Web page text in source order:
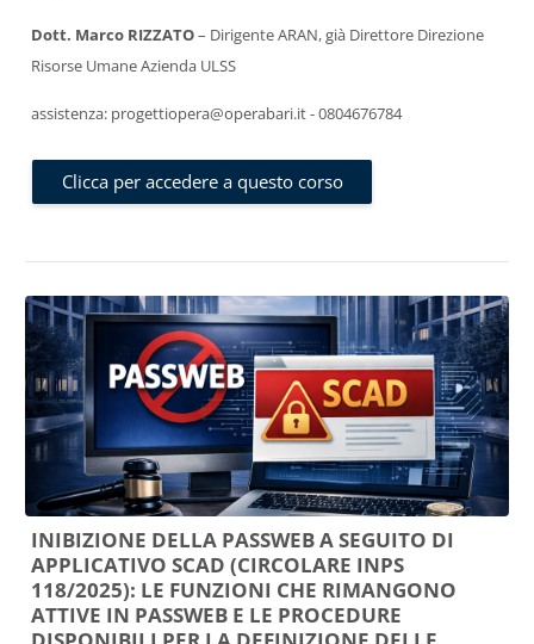
Dott. Marco RIZZATO– Dirigente ARAN, già Direttore Direzione
Risorse Umane Azienda ULSS
assistenza: progettiopera@operabari.it - 0804676784
Clicca per accedere a questo corso
INIBIZIONE DELLA PASSWEB A SEGUITO DI
APPLICATIVO SCAD (CIRCOLARE INPS
118/2025): LE FUNZIONI CHE RIMANGONO
ATTIVE IN PASSWEB E LE PROCEDURE